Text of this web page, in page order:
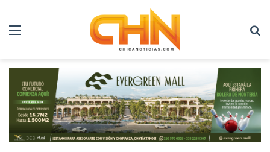
Menú